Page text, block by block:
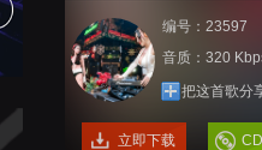
编号：23597
音质：320
把这首歌分
立即下载